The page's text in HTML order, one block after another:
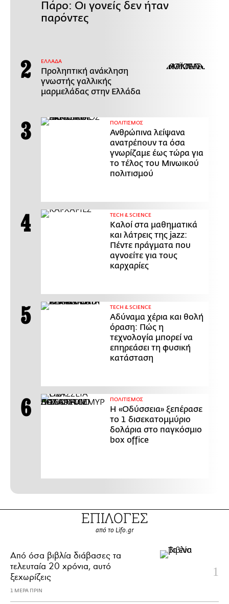
Πάρο: Οι γονείς δεν ήταν
παρόντες
ΕΛΛΑΔΑ
Προληπτική ανάκληση
γνωστής γαλλικής
μαρμελάδας στην Ελλάδα
ΠΟΛΙΤΙΣΜΟΣ
Ανθρώπινα λείψανα
ανατρέπουν τα όσα
γνωρίζαμε έως τώρα για
το τέλος του Μινωικού
πολιτισμού
ΤECH & SCIENCE
Καλοί στα μαθηματικά
και λάτρεις της jazz:
Πέντε πράγματα που
αγνοείτε για τους
καρχαρίες
ΤECH & SCIENCE
Αδύναμα χέρια και θολή
όραση: Πώς η
τεχνολογία μπορεί να
επηρεάσει τη φυσική
κατάσταση
ΠΟΛΙΤΙΣΜΟΣ
Η «Οδύσσεια» ξεπέρασε
το 1 δισεκατομμύριο
δολάρια στο παγκόσμιο
box office
ΕΠΙΛΟΓΕΣ
από το Lifo.gr
Από όσα βιβλία διάβασες τα
τελευταία 20 χρόνια, αυτό
ξεχωρίζεις
1 ΜΕΡΑ ΠΡΙΝ